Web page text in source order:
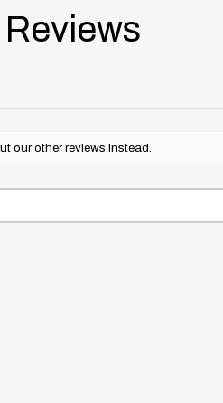
Reviews
our other reviews instead.